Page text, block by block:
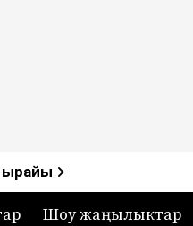
—
ырайы
Шоу жаңылыктар